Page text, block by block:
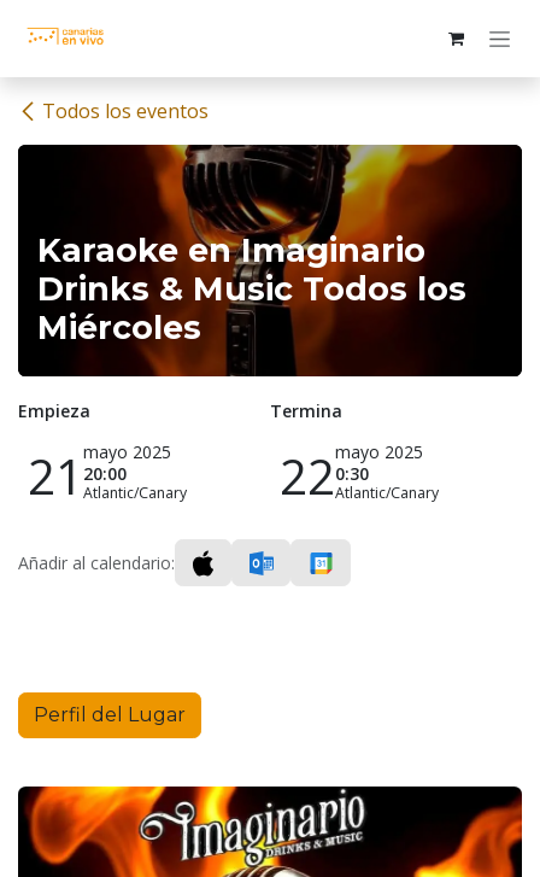
Todos los eventos
Karaoke en Imaginario
Drinks & Music Todos los
Miércoles
Empieza
21 mayo 2025
20:00
Atlantic/Canary
Termina
22mayo 2025
0:30
Atlantic/Canary
Añadir al calendario:
Perfil del Lugar